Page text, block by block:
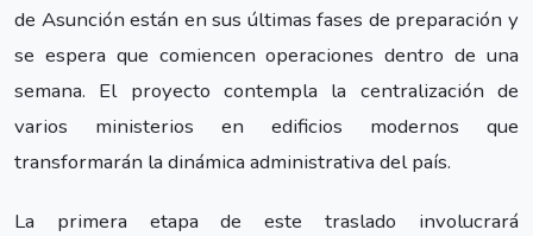
de Asunción están en sus últimas fases de preparación y
se espera que comiencen operaciones dentro de una
semana. El proyecto contempla la centralización de
varios ministerios en edificios modernos que
transformarán la dinámica administrativa del país.
La primera etapa de este traslado involucrará